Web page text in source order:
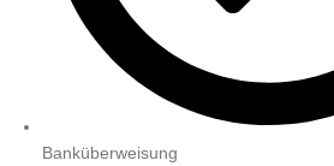
Banküberweisung